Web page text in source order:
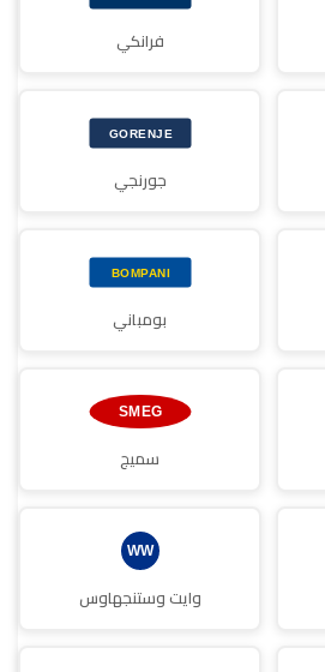
فرانكي
جورنجي
بومباني
سميج
وايت وستنجهاوس